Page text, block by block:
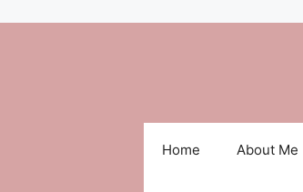
Home About Me